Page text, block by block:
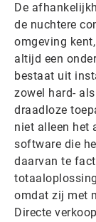
De
de nuchtere
omgeving
altijd een
bestaat uit
zowel hard-
draadloze
niet alleen het
software die
daarvan te
omdat zij met
Directe